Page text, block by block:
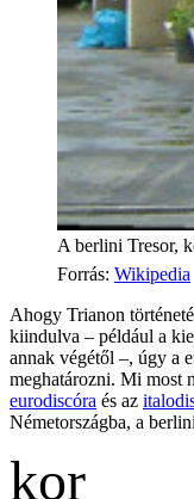
A berlini Tresor,
Forrás: Wikipedia
Ahogy Trianon
kiindulva – például a
annak végétől –, úgy a
meghatározni. Mi most
eurodiscóra és az
Németországba, a